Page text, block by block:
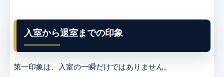
入室から退室までの印象
第一印象は、入室の一瞬だけではありません。